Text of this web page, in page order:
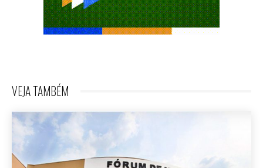
VEJA TAMBÉM